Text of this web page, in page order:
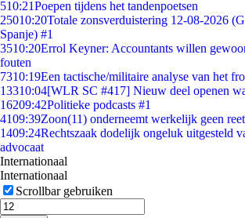
510:21Poepen tijdens het tandenpoetsen
25010:20Totale zonsverduistering 12-08-2026
Spanje) #1
3510:20Errol Keyner: Accountants willen
fouten
7310:19Een tactische/militaire analyse van het
13310:04[WLR SC #417] Nieuw deel openen
16209:42Politieke podcasts #1
4109:39Zoon(11) onderneemt werkelijk geen
1409:24Rechtszaak dodelijk ongeluk uitgesteld
advocaat
Internationaal
Internationaal
Scrollbar gebruiken